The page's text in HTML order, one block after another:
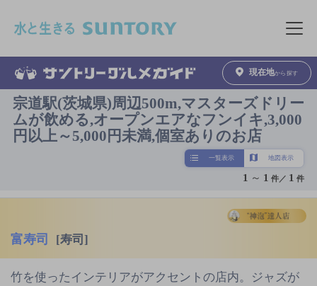
メニュ
現在地から探す
宗道駅(茨城県)周辺500m,マスターズドリー
ムが飲める,オープンエアなフンイキ,3,000
円以上～5,000円未満,個室ありのお店
一覧表示 地図表示
1 ～ 1 件／ 1 件
富寿司 [寿司]
竹を使ったインテリアがアクセントの店内。ジャズが